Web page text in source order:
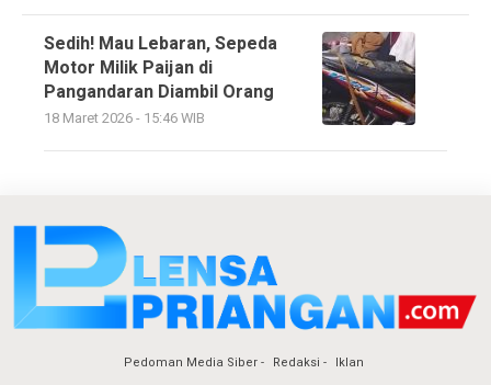
Sedih! Mau Lebaran, Sepeda
Motor Milik Paijan di
Pangandaran Diambil Orang
18 Maret 2026 - 15:46 WIB
Pedoman Media Siber Redaksi Iklan